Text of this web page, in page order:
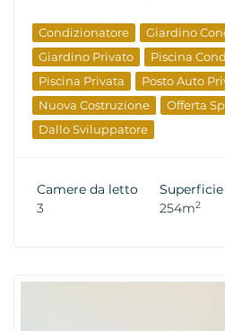
Condizionatore
Giardino
Giardino Privato
Piscina
Piscina Privata
Posto Auto
Nuova Costruzione
Offerta
Dallo Sviluppatore
Camere da letto
3
254m2